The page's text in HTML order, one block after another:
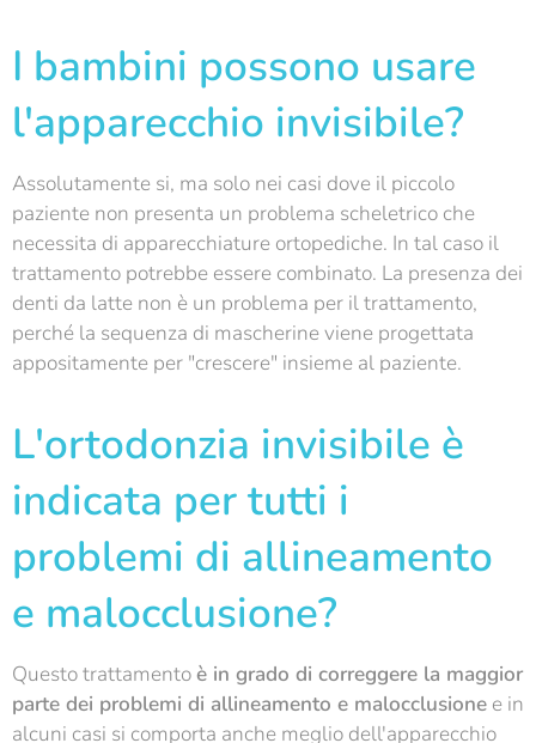
I bambini possono usare
l'apparecchio invisibile?
Assolutamente si, ma solo nei casi dove il piccolo
paziente non presenta un problema scheletrico che
necessita di apparecchiature ortopediche. In tal caso il
trattamento potrebbe essere combinato. La presenza dei
denti da latte non è un problema per il trattamento,
perché la sequenza di mascherine viene progettata
appositamente per "crescere" insieme al paziente.
L'ortodonzia invisibile è
indicata per tutti i
problemi di allineamento
e malocclusione?
Questo trattamentoè in grado di correggere la maggior
parte dei problemi di allineamento e malocclusione e in
alcuni casi si comporta anche meglio dell'apparecchio